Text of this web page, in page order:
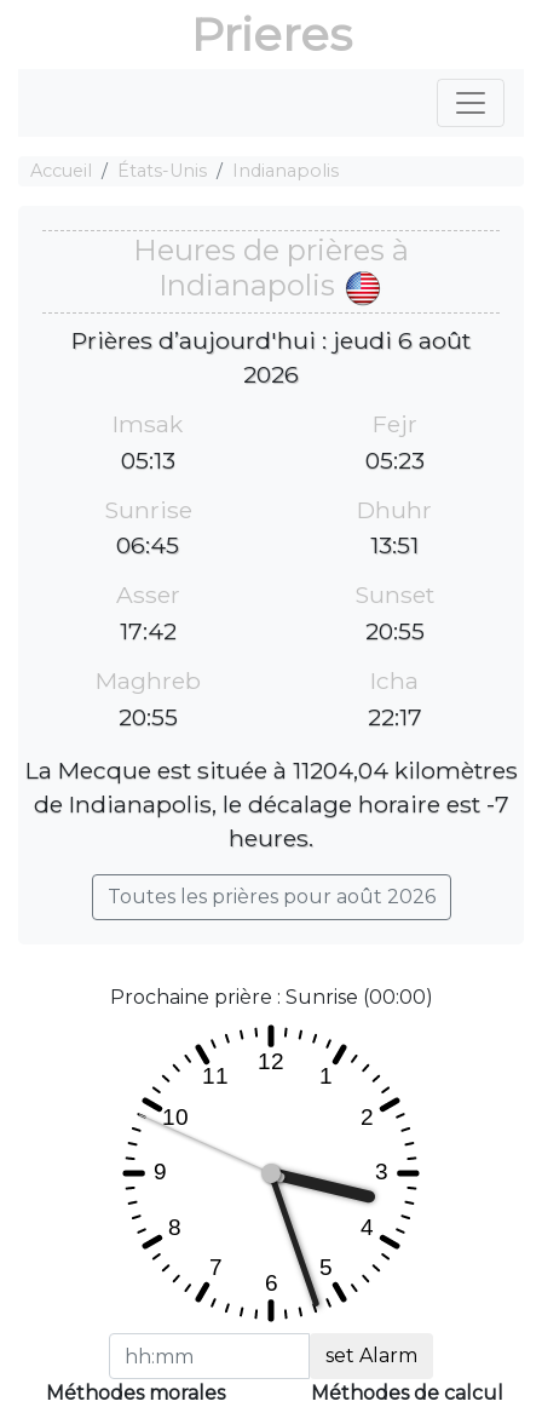
Prieres
Accueil États-Unis Indianapolis
Heures de prières à
Indianapolis
Prières d’aujourd'hui : jeudi 6 août
2026
Imsak
05:13
Fejr
05:23
Sunrise
06:45
Dhuhr
13:51
Asser
17:42
Sunset
20:55
Maghreb
20:55
Icha
22:17
La Mecque est située à 11204,04 kilomètres
de Indianapolis, le décalage horaire est -7
heures.
Toutes les prières pour août 2026
Prochaine prière : Sunrise (00:00)
set Alarm
Méthodes morales
Méthodes de calcul